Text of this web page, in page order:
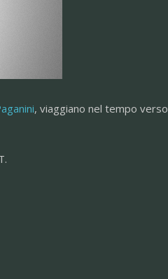
, viaggiano nel tempo verso